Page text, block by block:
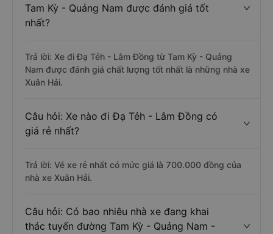
Tam Kỳ - Quảng Nam được đánh giá tốt
nhất?
Trả lời: Xe đi Đạ Tẻh - Lâm Đồng từ Tam Kỳ - Quảng
Nam được đánh giá chất lượng tốt nhất là những nhà xe
Xuân Hải.
Câu hỏi: Xe nào đi Đạ Tẻh - Lâm Đồng có
giá rẻ nhất?
Trả lời: Vé xe rẻ nhất có mức giá là 700.000 đồng của
nhà xe Xuân Hải.
Câu hỏi: Có bao nhiêu nhà xe đang khai
thác tuyến đường Tam Kỳ - Quảng Nam -